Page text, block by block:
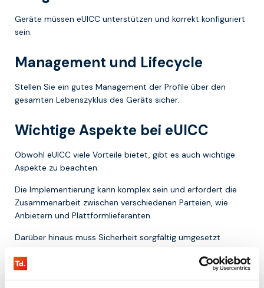
Geräte müssen eUICC unterstützen und korrekt konfiguriert
sein.
Management und Lifecycle
Stellen Sie ein gutes Management der Profile über den
gesamten Lebenszyklus des Geräts sicher.
Wichtige Aspekte bei eUICC
Obwohl eUICC viele Vorteile bietet, gibt es auch wichtige
Aspekte zu beachten.
Die Implementierung kann komplex sein und erfordert die
Zusammenarbeit zwischen verschiedenen Parteien, wie
Anbietern und Plattformlieferanten.
Darüber hinaus muss Sicherheit sorgfältig umgesetzt
Auch die Kompatibilität und Standards sollten